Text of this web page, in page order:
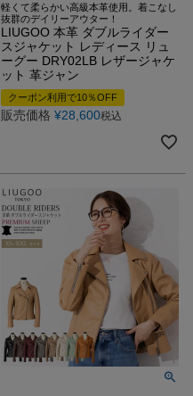
軽くて柔らかい高級本革使用。着こなし
抜群のデイリーアウター！
LIUGOO 本革 ダブルライダー
スジャケット レディース リュ
ーグー DRY02LB レザージャケ
ット 革ジャン
クーポン利用で10％OFF
販売価格 ¥28,600税込